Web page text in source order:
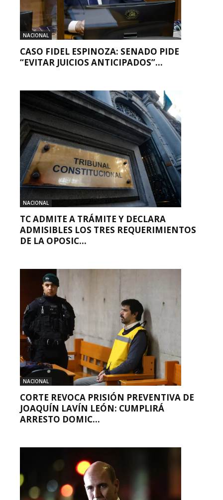
NACIONAL
CASO FIDEL ESPINOZA: SENADO PIDE
“EVITAR JUICIOS ANTICIPADOS”...
NACIONAL
TC ADMITE A TRÁMITE Y DECLARA
ADMISIBLES LOS TRES REQUERIMIENTOS
DE LA OPOSIC...
NACIONAL
CORTE REVOCA PRISIÓN PREVENTIVA DE
JOAQUÍN LAVÍN LEÓN: CUMPLIRÁ
ARRESTO DOMIC...